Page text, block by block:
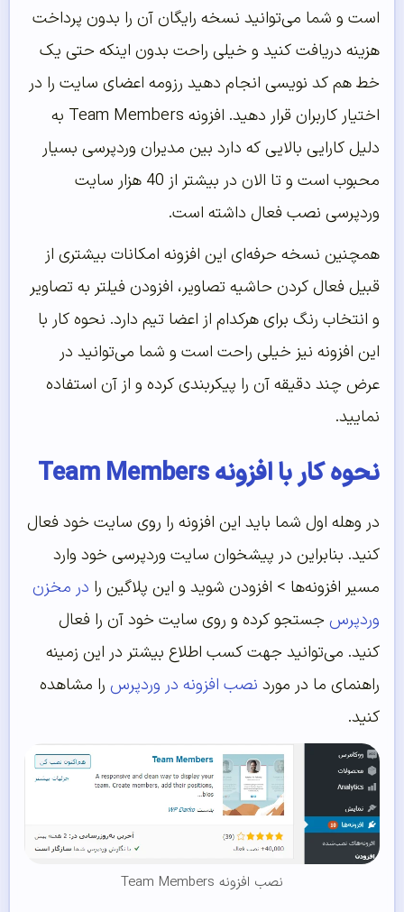
است و شما می‌توانید نسخه رایگان آن را بدون پرداخت
هزینه دریافت کنید و خیلی راحت بدون اینکه حتی یک
خط هم کد نویسی انجام دهید رزومه اعضای سایت را در
اختیار کاربران قرار دهید. افزونه Team Members به
دلیل کارایی بالایی که دارد بین مدیران وردپرسی بسیار
محبوب است و تا الان در بیشتر از 40 هزار سایت
وردپرسی نصب فعال داشته است.
همچنین نسخه حرفه‌ای این افزونه امکانات بیشتری از
قبیل فعال کردن حاشیه تصاویر، افزودن فیلتر به تصاویر
و انتخاب رنگ برای هرکدام از اعضا تیم دارد. نحوه کار با
این افزونه نیز خیلی راحت است و شما می‌توانید در
عرض چند دقیقه آن را پیکربندی کرده و از آن استفاده
نمایید.
نحوه کار با افزونه Team Members
در وهله اول شما باید این افزونه را روی سایت خود فعال
کنید. بنابراین در پیشخوان سایت وردپرسی خود وارد
مسیر افزونه‌ها > افزودن شوید و این پلاگین را در مخزن
وردپرس جستجو کرده و روی سایت خود آن را فعال
کنید. می‌توانید جهت کسب اطلاع بیشتر در این زمینه
راهنمای ما در مورد نصب افزونه در وردپرس را مشاهده
کنید.
نصب افزونه Team Members